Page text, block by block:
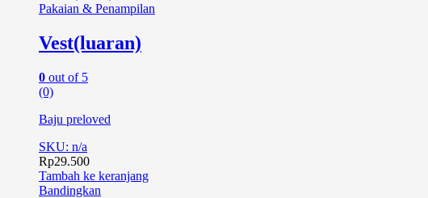
Pakaian & Penampilan
Vest(luaran)
0 out of 5
(0)
Baju preloved
SKU: n/a
Rp29.500
Tambah ke keranjang
Bandingkan